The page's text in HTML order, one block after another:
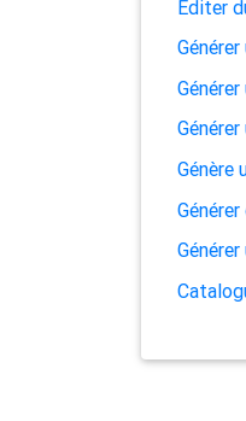
Editer
Génère